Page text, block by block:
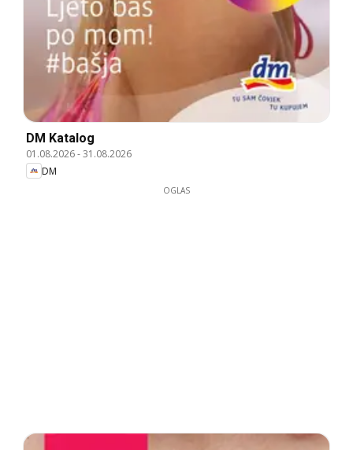
DM Katalog
01.08.2026-31.08.2026
DM
OGLAS